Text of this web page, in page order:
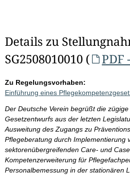
Details zu
SG2508010010 (
PDF
Zu Regelungsvorhaben:
Einführung eines
Der Deutsche Verein begrüßt die
Gesetzentwurfs aus der letzten
Ausweitung des Zugangs zu
Pflegeberatung durch Implementierung
sektorenübergreifenden Care- und
Kompetenzerweiterung für
Personalbemessung in der stationären